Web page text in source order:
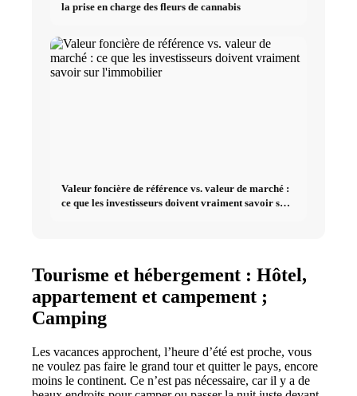
la prise en charge des fleurs de cannabis
Valeur foncière de référence vs. valeur de marché :
ce que les investisseurs doivent vraiment savoir sur
Tourisme et hébergement : Hôtel,
appartement et campement ;
Camping
Les vacances approchent, l’heure d’été est proche, vous
ne voulez pas faire le grand tour et quitter le pays, encore
moins le continent. Ce n’est pas nécessaire, car il y a de